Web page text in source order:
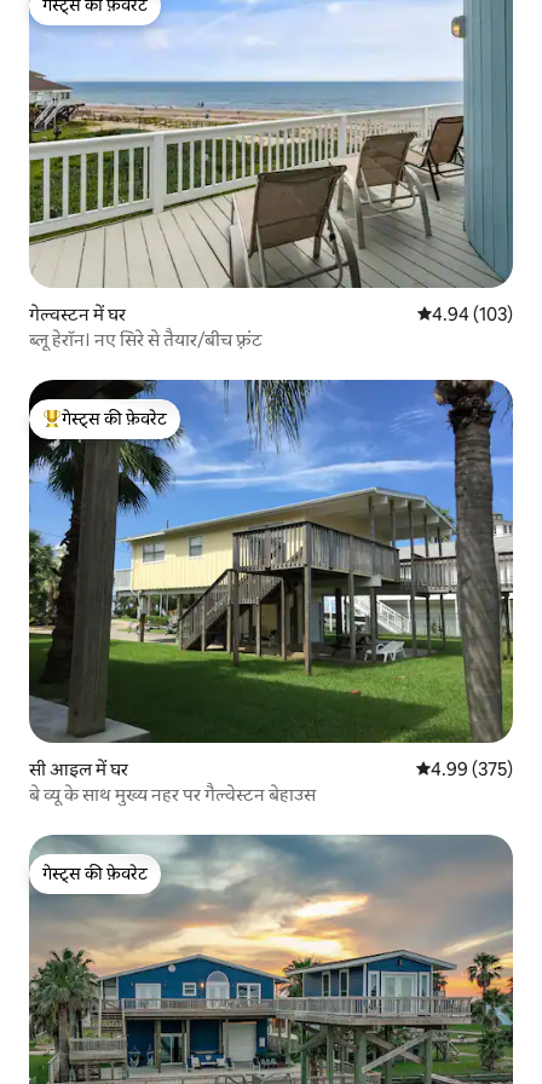
गेस्ट्स की फ़ेवरेट
गेस्ट्स की फ़ेवरेट
गेल्वस्टन में घर औसत रेटिंग 5 में से
4.94 (103)
ब्लू हेरॉन। नए सिरे से तैयार/बीच फ़्रंट
गेस्ट्स का टॉप फ़ेवरेट
गेस्ट्स की फ़ेवरेट
सी आइल में घर औसत रेटिंग 5 में से
4.99 (375)
बे व्यू के साथ मुख्य नहर पर गैल्वेस्टन बेहाउस
गेस्ट्स की फ़ेवरेट
गेस्ट्स की फ़ेवरेट